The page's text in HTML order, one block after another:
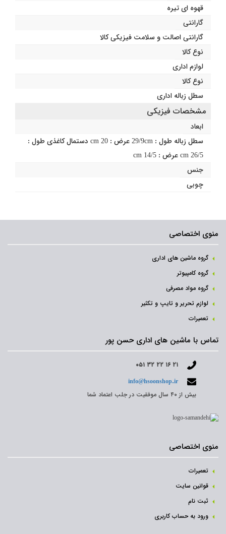
قهوه ای تیره
گارانتی
گارانتی اصالت و سلامت فیزیکی کالا
نوع کالا
لوازم اداری
نوع کالا
سطل زباله اداری
مشخصات فیزیکی
ابعاد
سطل زباله طول : 29/9cm عرض : 20 cm دستمال کاغذی طول :
26/5 cm عرض : 14/5 cm
جنس
چوبی
منوی اختصاصی
گروه ماشین های اداری
گروه کامپیوتر
گروه مواد مصرفی
لوازم تحریر و تایپ و تکثیر
تعمیرات
تماس با ماشین های اداری حسن پور
۰۵۱ ۳۲ ۲۲ ۱۶ ۲۱
info@hsoonshop.ir
بیش از ۴۰ سال موفقیت در جلب اعتماد شما
منوی اختصاصی
تعمیرات
قوانین سایت
ثبت نام‌
ورود به حساب کاربری